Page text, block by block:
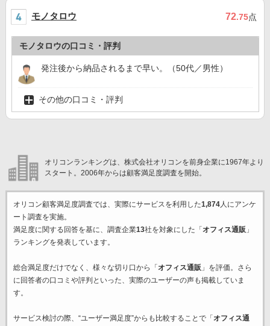
モノタロウ 72.75点
モノタロウの口コミ・評判
発注後から納品されるまで早い。（50代／男性）
その他の口コミ・評判
オリコンランキングは、株式会社オリコンを前身企業に1967年より
スタート。2006年からは顧客満足度調査を開始。
オリコン顧客満足度調査では、実際にサービスを利用した1,874人にアンケ
ート調査を実施。
満足度に関する回答を基に、調査企業13社を対象にした「 オフィス通販 」
ランキングを発表しています。
総合満足度だけでなく、様々な切り口から「 オフィス通販 」を評価。さら
に回答者の口コミや評判といった、実際のユーザーの声も掲載していま
す。
サービス検討の際、“ユーザー満足度”からも比較することで「 オフィス通